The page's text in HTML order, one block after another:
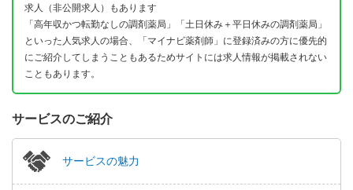
求人（非公開求人）もあります
「高年収かつ転勤なしの調剤薬局」「土日休み＋平日休みの調剤薬局」
といった人気求人の場合、「マイナビ薬剤師」に登録済みの方に優先的
にご紹介してしまうこともあるためサイトには求人情報が掲載されない
こともあります。
サービスのご紹介
サービスの魅力